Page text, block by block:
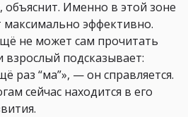
объяснит. Именно в этой зоне
максимально эффективно.
не может сам прочитать
взрослый подсказывает:
раз “ма”», — он справляется.
сейчас находится в его